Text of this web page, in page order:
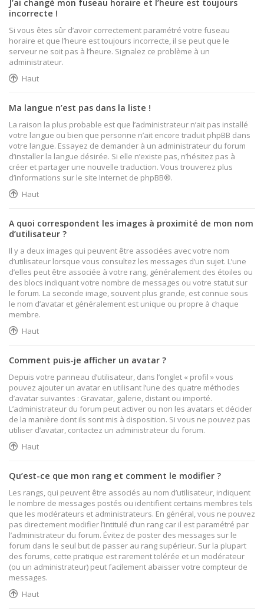
J’ai changé mon fuseau horaire et l’heure est toujours
incorrecte !
Si vous êtes sûr d’avoir correctement paramétré votre fuseau
horaire et que l’heure est toujours incorrecte, il se peut que le
serveur ne soit pas à l’heure. Signalez ce problème à un
administrateur.
Haut
Ma langue n’est pas dans la liste !
La raison la plus probable est que l’administrateur n’ait pas installé
votre langue ou bien que personne n’ait encore traduit phpBB dans
votre langue. Essayez de demander à un administrateur du forum
d’installer la langue désirée. Si elle n’existe pas, n’hésitez pas à
créer et partager une nouvelle traduction. Vous trouverez plus
d’informations sur le site Internet de phpBB®.
Haut
A quoi correspondent les images à proximité de mon nom
d’utilisateur ?
Il y a deux images qui peuvent être associées avec votre nom
d’utilisateur lorsque vous consultez les messages d’un sujet. L’une
d’elles peut être associée à votre rang, généralement des étoiles ou
des blocs indiquant votre nombre de messages ou votre statut sur
le forum. La seconde image, souvent plus grande, est connue sous
le nom d’avatar et généralement est unique ou propre à chaque
membre.
Haut
Comment puis-je afficher un avatar ?
Depuis votre panneau d’utilisateur, dans l’onglet « profil » vous
pouvez ajouter un avatar en utilisant l’une des quatre méthodes
d’avatar suivantes : Gravatar, galerie, distant ou importé.
L’administrateur du forum peut activer ou non les avatars et décider
de la manière dont ils sont mis à disposition. Si vous ne pouvez pas
utiliser d’avatar, contactez un administrateur du forum.
Haut
Qu’est-ce que mon rang et comment le modifier ?
Les rangs, qui peuvent être associés au nom d’utilisateur, indiquent
le nombre de messages postés ou identifient certains membres tels
que les modérateurs et administrateurs. En général, vous ne pouvez
pas directement modifier l’intitulé d’un rang car il est paramétré par
l’administrateur du forum. Évitez de poster des messages sur le
forum dans le seul but de passer au rang supérieur. Sur la plupart
des forums, cette pratique est rarement tolérée et un modérateur
(ou un administrateur) peut facilement abaisser votre compteur de
messages.
Haut